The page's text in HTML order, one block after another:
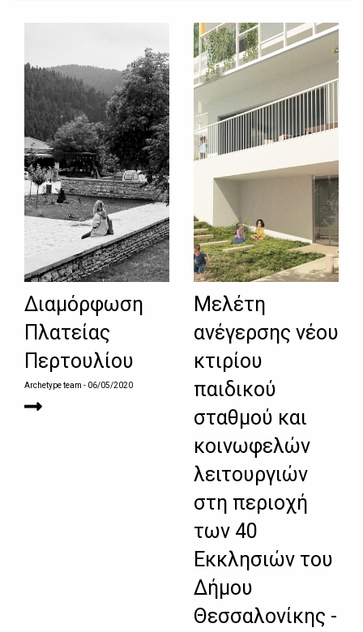
Διαμόρφωση
Πλατείας
Περτουλίου
Archetype team - 06/05/2020
Μελέτη
ανέγερσης νέου
κτιρίου
παιδικού
σταθμού και
κοινωφελών
λειτουργιών
στη περιοχή
των 40
Εκκλησιών του
Δήμου
Θεσσαλονίκης -